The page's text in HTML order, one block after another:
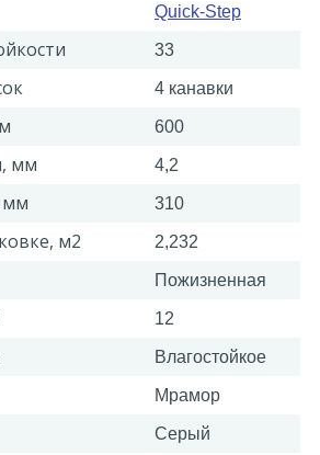
Quick-Step
33
4 канавки
600
мм 4,2
мм 310
м2 2,232
Пожизненная
12
Влагостойкое
Мрамор
Серый